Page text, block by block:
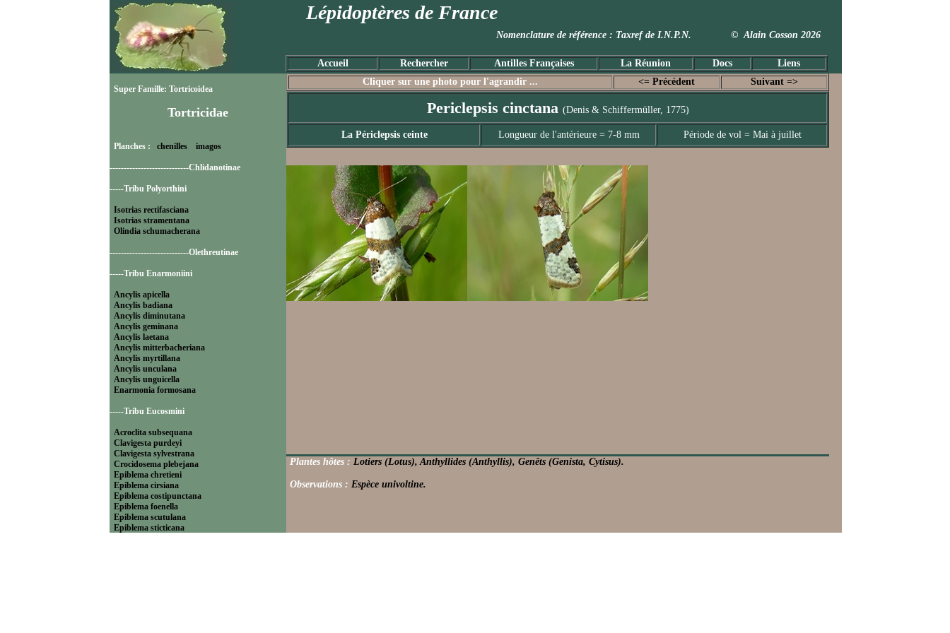
Lépidoptères de France
Nomenclature de référence : Taxref de I.N.P.N. © Alain Cosson 2026
Accueil Rechercher Antilles Françaises La Réunion Docs Liens
Super Famille: Tortricoidea
Tortricidae
Planches : chenilles imagos
----------------------------Chlidanotinae
-----Tribu Polyorthini
Isotrias rectifasciana
Isotrias stramentana
Olindia schumacherana
----------------------------Olethreutinae
-----Tribu Enarmoniini
Ancylis apicella
Ancylis badiana
Ancylis diminutana
Ancylis geminana
Ancylis laetana
Ancylis mitterbacheriana
Ancylis myrtillana
Ancylis unculana
Ancylis unguicella
Enarmonia formosana
-----Tribu Eucosmini
Acroclita subsequana
Clavigesta purdeyi
Clavigesta sylvestrana
Crocidosema plebejana
Epiblema chretieni
Epiblema cirsiana
Epiblema costipunctana
Epiblema foenella
Epiblema scutulana
Epiblema sticticana
Cliquer sur une photo pour l'agrandir ... <= Précédent Suivant =>
Periclepsis cinctana (Denis & Schiffermüller, 1775)
La Périclepsis ceinte Longueur de l'antérieure = 7-8 mm Période de vol = Mai à juillet
Plantes hôtes : Lotiers (Lotus), Anthyllides (Anthyllis), Genêts (Genista, Cytisus).
Observations : Espèce univoltine.